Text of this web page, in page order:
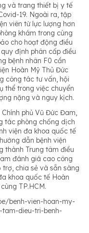
và trang thiết bị y tế
19. Ngoài ra, tập
viên từ lực lượng hơn
khám trong cùng
cho hoạt động điều
định phân cấp điều
bệnh nhân F0 cần
Hoàn Mỹ Thủ Đức
công tác tư vấn, hội
thể trong việc chuyển
nặng và nguy kịch.
phủ Vũ Đức Đam,
tác phòng chống dịch
viện đa khoa quốc tế
dẫn bệnh viện
thành Trung tâm điều
đánh giá cao công
chia sẻ và sẵn sàng
khoa quốc tế Hoàn
TP.HCM.
benh-vien-hoan-my-
dieu-tri-benh-